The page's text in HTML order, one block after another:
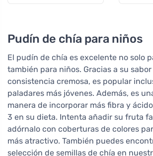
Pudín de chía para niños
El pudín de chía es excelente no solo
también para niños. Gracias a su
consistencia cremosa, es popular
paladares más jóvenes. Además, es
manera de incorporar más fibra y
3 en su dieta. Intenta añadir su fruta
adórnalo con coberturas de colores
más atractivo. También puedes
selección de semillas de chía en